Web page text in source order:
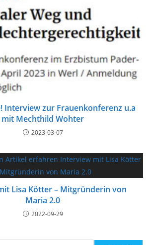
Interview zur Frauenkonferenz u.a
mit Mechthild Wohter
2023-03-07
Lisa Kötter – Mitgründerin von
Maria 2.0
2022-09-29